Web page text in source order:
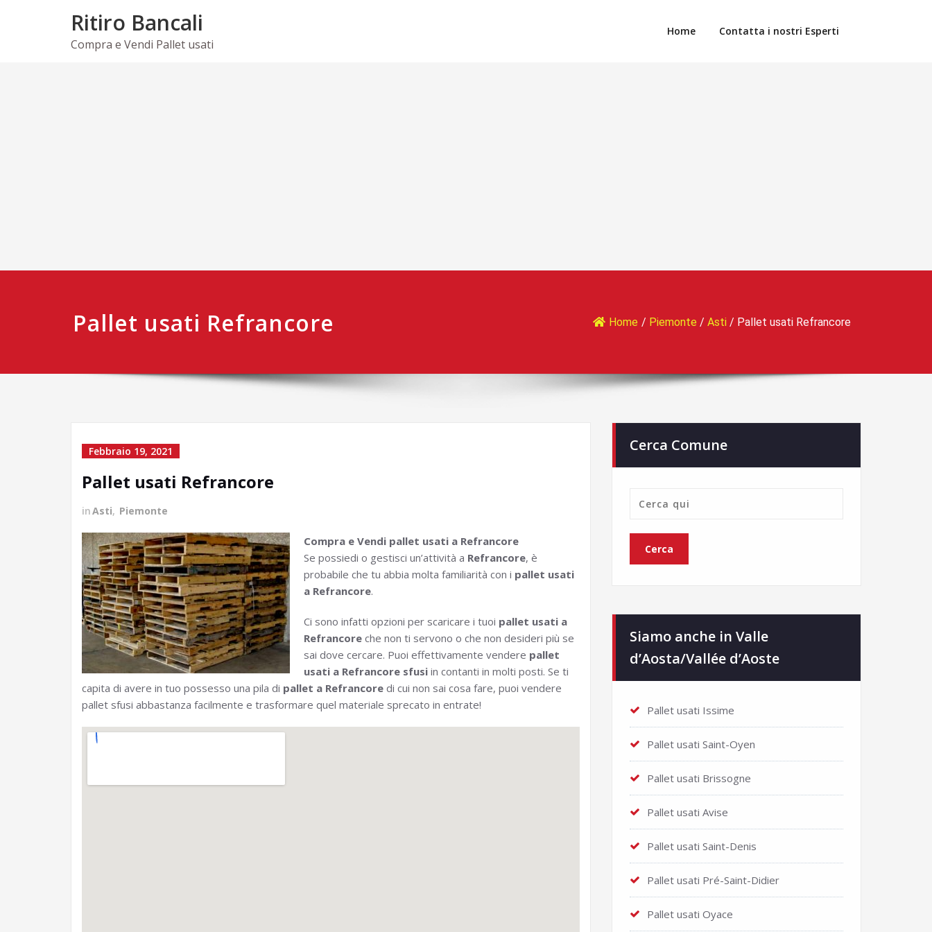
Ritiro Bancali
Compra e Vendi Pallet usati
Home Contatta i nostri Esperti
Pallet usati Refrancore Home / Piemonte / Asti / Pallet usati Refrancore
Febbraio 19, 2021
Pallet usati Refrancore
inAsti, Piemonte
Compra e Vendi pallet usati a Refrancore
Se possiedi o gestisci un’attività a Refrancore, è
probabile che tu abbia molta familiarità con i pallet usati
a Refrancore.
Ci sono infatti opzioni per scaricare i tuoi pallet usati a
Refrancore che non ti servono o che non desideri più se
sai dove cercare. Puoi effettivamente vendere pallet
usati a Refrancore sfusi in contanti in molti posti. Se ti
capita di avere in tuo possesso una pila di pallet a Refrancore di cui non sai cosa fare, puoi vendere
pallet sfusi abbastanza facilmente e trasformare quel materiale sprecato in entrate!
Cerca Comune
Siamo anche in Valle
d’Aosta/Vallée d’Aoste
Pallet usati Issime
Pallet usati Saint-Oyen
Pallet usati Brissogne
Pallet usati Avise
Pallet usati Saint-Denis
Pallet usati Pré-Saint-Didier
Pallet usati Oyace